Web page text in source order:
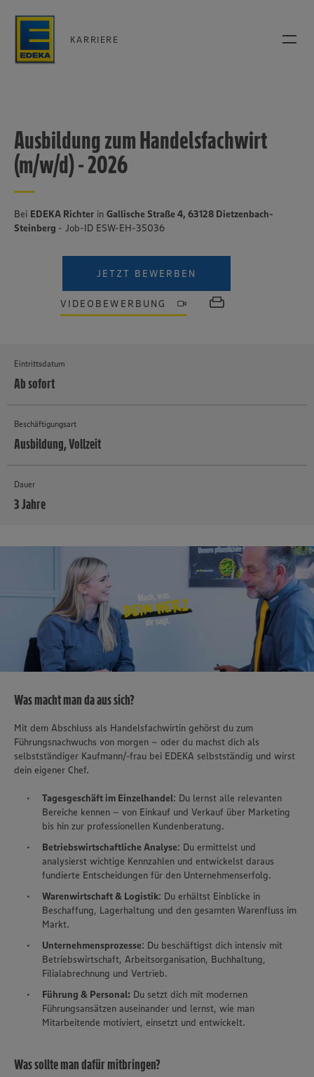
KARRIERE
Ausbildung zum Handelsfachwirt
(m/w/d) - 2026
Bei EDEKA Richter in Gallische Straße 4, 63128 Dietzenbach-
Steinberg - Job-ID ESW-EH-35036
JETZT BEWERBEN
VIDEOBEWERBUNG
Eintrittsdatum
Ab sofort
Beschäftigungsart
Ausbildung, Vollzeit
Dauer
3 Jahre
Was macht man da aus sich?
Mit dem Abschluss als Handelsfachwirtin gehörst du zum
Führungsnachwuchs von morgen – oder du machst dich als
selbstständiger Kaufmann/-frau bei EDEKA selbstständig und wirst
dein eigener Chef.
Tagesgeschäft im Einzelhandel: Du lernst alle relevanten
Bereiche kennen – von Einkauf und Verkauf über Marketing
bis hin zur professionellen Kundenberatung.
Betriebswirtschaftliche Analyse: Du ermittelst und
analysierst wichtige Kennzahlen und entwickelst daraus
fundierte Entscheidungen für den Unternehmenserfolg.
Warenwirtschaft & Logistik: Du erhältst Einblicke in
Beschaffung, Lagerhaltung und den gesamten Warenfluss im
Markt.
Unternehmensprozesse: Du beschäftigst dich intensiv mit
Betriebswirtschaft, Arbeitsorganisation, Buchhaltung,
Filialabrechnung und Vertrieb.
Führung & Personal: Du setzt dich mit modernen
Führungsansätzen auseinander und lernst, wie man
Mitarbeitende motiviert, einsetzt und entwickelt.
Was sollte man dafür mitbringen?